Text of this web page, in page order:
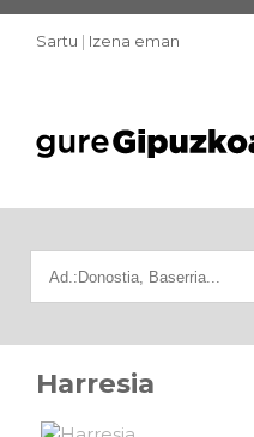
Sartu | Izena eman
Harresia